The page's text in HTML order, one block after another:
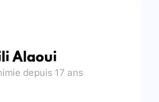
Alaoui
depuis 17 ans